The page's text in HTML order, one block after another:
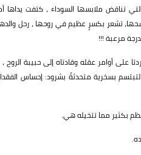
تناقض ملابسها السوداء ، كتفت يداها
تشعر بكسرٍ عظيم في روحها ، رحل
مرعبة !!!
على أوامر عقله وقادتاه إلى حبيبة
بسخرية متحدثةً بشرود: إحساس
بكثير مما تتخيله هي.